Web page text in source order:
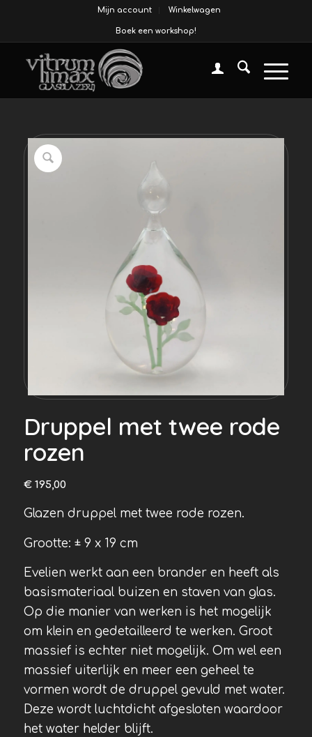
Mijn account Winkelwagen
Boek een workshop!
Druppel met twee rode
rozen
€195,00
Glazen druppel met twee rode rozen.
Grootte: ± 9 x 19 cm
Evelien werkt aan een brander en heeft als
basismateriaal buizen en staven van glas.
Op die manier van werken is het mogelijk
om klein en gedetailleerd te werken. Groot
massief is echter niet mogelijk. Om wel een
massief uiterlijk en meer een geheel te
vormen wordt de druppel gevuld met water.
Deze wordt luchtdicht afgesloten waardoor
het water helder blijft.